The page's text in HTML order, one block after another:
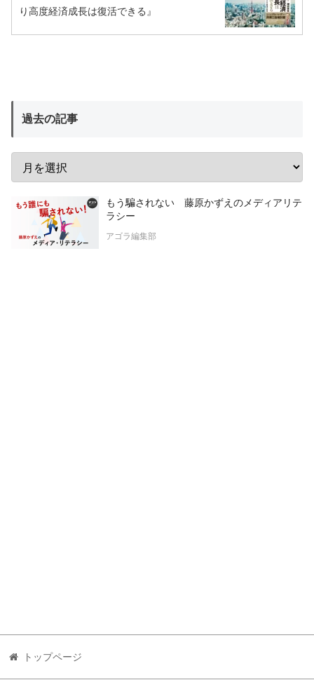
り高度経済成長は復活できる』
過去の記事
もう騙されない 藤原かずえのメディアリテ
ラシー
アゴラ編集部
トップページ